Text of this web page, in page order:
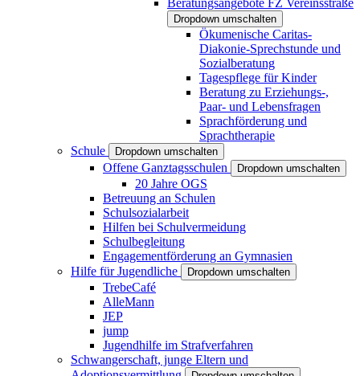
Dropdown umschalten
Ökumenische Caritas-
Diakonie-Sprechstunde und
Sozialberatung
Tagespflege für Kinder
Beratung zu Erziehungs-,
Paar- und Lebensfragen
Sprachförderung und
Sprachtherapie
Schule
Dropdown umschalten
Offene Ganztagsschulen Dropdown umschalten
20 Jahre OGS
Betreuung an Schulen
Schulsozialarbeit
Hilfen bei Schulvermeidung
Schulbegleitung
Engagementförderung an Gymnasien
Hilfe für Jugendliche
Dropdown umschalten
TrebeCafé
AlleMann
JEP
jump
Jugendhilfe im Strafverfahren
Schwangerschaft, junge Eltern und